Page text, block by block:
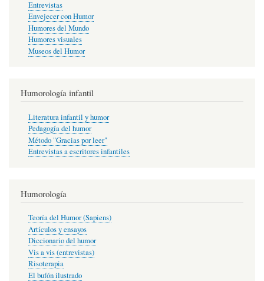
Entrevistas
Envejecer con Humor
Humores del Mundo
Humores visuales
Museos del Humor
Humorología infantil
Literatura infantil y humor
Pedagogía del humor
Método "Gracias por leer"
Entrevistas a escritores infantiles
Humorología
Teoría del Humor (Sapiens)
Artículos y ensayos
Diccionario del humor
Vis a vis (entrevistas)
Risoterapia
El bufón ilustrado